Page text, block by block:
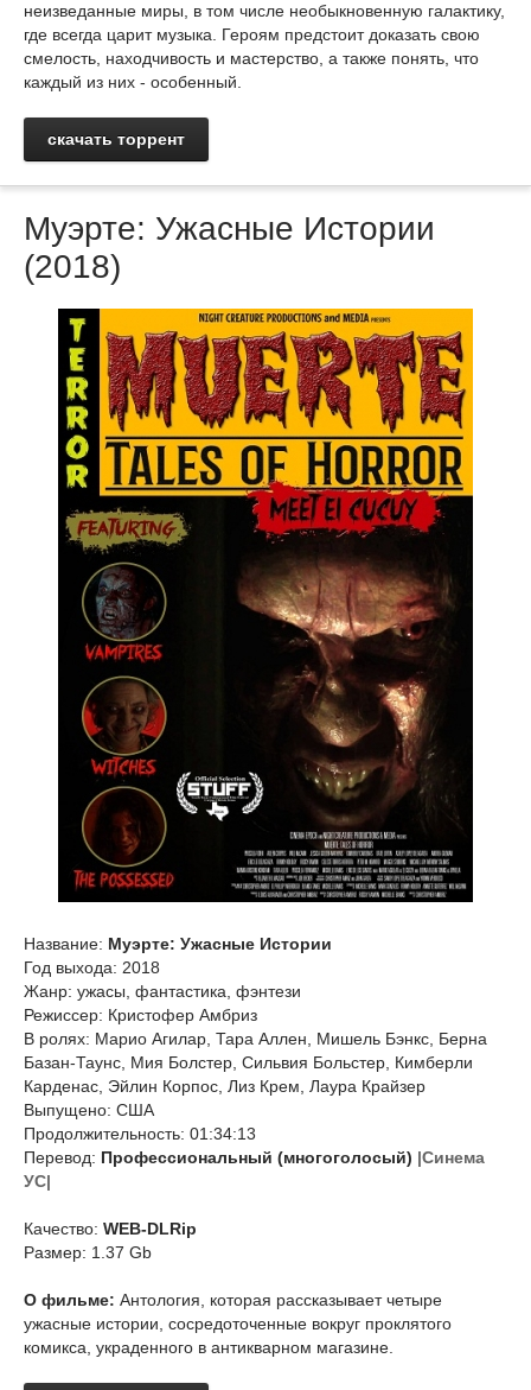
неизведанные миры, в том числе необыкновенную галактику,
где всегда царит музыка. Героям предстоит доказать свою
смелость, находчивость и мастерство, а также понять, что
каждый из них - особенный.
скачать торрент
Муэрте: Ужасные Истории
(2018)
Название: Муэрте: Ужасные Истории
Год выхода: 2018
Жанр: ужасы, фантастика, фэнтези
Режиссер: Кристофер Амбриз
В ролях: Марио Агилар, Тара Аллен, Мишель Бэнкс, Берна
Базан-Таунс, Мия Болстер, Сильвия Больстер, Кимберли
Карденас, Эйлин Корпос, Лиз Крем, Лаура Крайзер
Выпущено: США
Продолжительность: 01:34:13
Перевод: Профессиональный (многоголосый) |Синема
УС|
Качество: WEB-DLRip
Размер: 1.37 Gb
О фильме: Антология, которая рассказывает четыре
ужасные истории, сосредоточенные вокруг проклятого
комикса, украденного в антикварном магазине.